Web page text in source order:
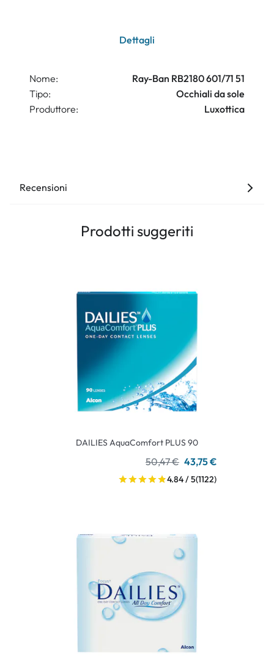
Dettagli
Nome:
Ray-Ban RB2180 601/71 51
Tipo:
Occhiali da sole
Produttore:
Luxottica
Recensioni
Prodotti suggeriti
DAILIES AquaComfort PLUS 90
50,47 € 43,75 €
4.84 / 5(1122)